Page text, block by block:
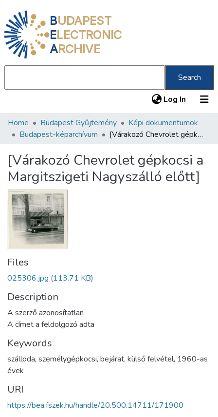
BUDAPEST
ELECTRONIC
ARCHIVE
Search
Log In (current)
Communities & Collections
Statistics
About us
Home Budapest Gyűjtemény
Képi dokumentumok
Budapest-képarchívum
[Várakozó Chevrolet gépkocsi a Margitszigeti Nagyszálló előtt]
[Várakozó Chevrolet gépkocsi a
Margitszigeti Nagyszálló előtt]
Files
025306.jpg (113.71 KB)
Description
A szerző azonosítatlan
A címet a feldolgozó adta
Keywords
szálloda, személygépkocsi, bejárat, külső felvétel, 1960-as
évek
URI
https://bea.fszek.hu/handle/20.500.14711/171900